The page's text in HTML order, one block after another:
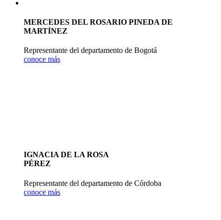
MERCEDES DEL ROSARIO PINEDA DE
MARTÍNEZ
Representante del departamento de Bogotá
conoce más
IGNACIA DE LA ROSA
PÉREZ
Representante del departamento de Córdoba
conoce más